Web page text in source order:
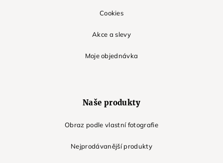
Cookies
Akce a slevy
Moje objednávka
Naše produkty
Obraz podle vlastní fotografie
Nejprodávanější produkty